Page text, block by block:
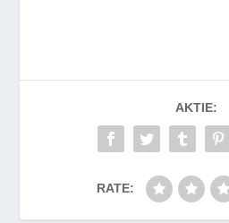
AKTIE:
RATE: